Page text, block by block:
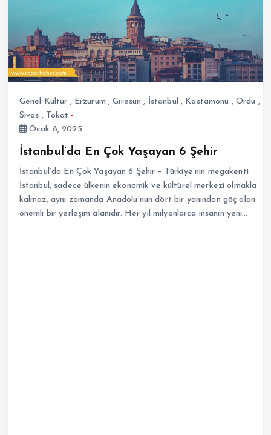
Genel Kültür , Erzurum ,Giresun , İstanbul , Kastamonu , Ordu ,
Sivas , Tokat
Ocak 8, 2025
İstanbul’da En Çok Yaşayan 6 Şehir
İstanbul’da En Çok Yaşayan 6 Şehir – Türkiye’nin megakenti
İstanbul, sadece ülkenin ekonomik ve kültürel merkezi olmakla
kalmaz, aynı zamanda Anadolu’nun dört bir yanından göç alan
önemli bir yerleşim alanıdır. Her yıl milyonlarca insanın yeni…